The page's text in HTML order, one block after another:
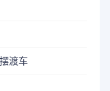
渡车